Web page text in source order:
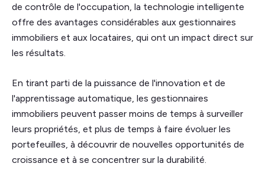
de contrôle de l'occupation, la technologie intelligente
offre des avantages considérables aux gestionnaires
immobiliers et aux locataires, qui ont un impact direct sur
les résultats.
En tirant parti de la puissance de l'innovation et de
l'apprentissage automatique, les gestionnaires
immobiliers peuvent passer moins de temps à surveiller
leurs propriétés, et plus de temps à faire évoluer les
portefeuilles, à découvrir de nouvelles opportunités de
croissance et à se concentrer sur la durabilité.